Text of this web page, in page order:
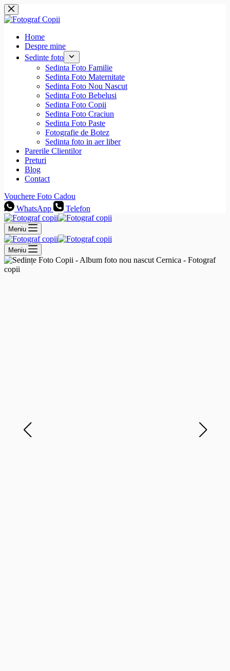
Sari
la
conținut
Home
Despre mine
Sedinte foto
Sedinta Foto Familie
Sedinta Foto Maternitate
Sedinta Foto Nou Nascut
Sedinta Foto Bebelusi
Sedinta Foto Copii
Sedinta Foto Craciun
Sedinta Foto Paste
Fotografie de Botez
Sedinta foto in aer liber
Parerile Clientilor
Preturi
Blog
Contact
Vouchere Foto Cadou
WhatsApp
Telefon
Meniu
Meniu